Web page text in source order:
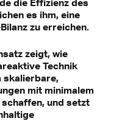
es ihm, eine
zu erreichen.
zeigt, wie
Technik
skalierbare,
mit minimalem
und setzt